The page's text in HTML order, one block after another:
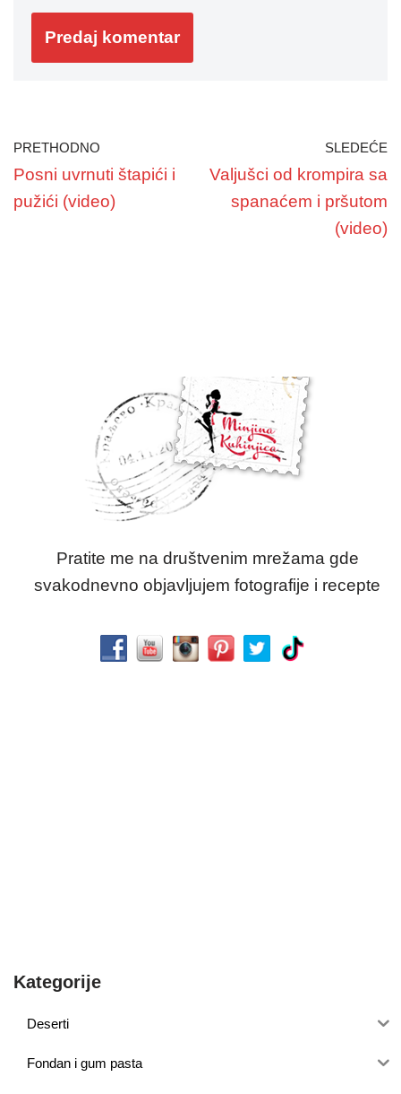
PRETHODNO
Posni uvrnuti štapići i
pužići (video)
SLEDEĆE
Valjušci od krompira sa
spanaćem i pršutom
(video)
Pratite me na društvenim mrežama gde
svakodnevno objavljujem fotografije i recepte
Kategorije
Deserti
Fondan i gum pasta